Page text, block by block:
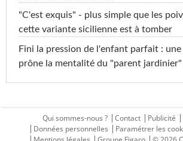
"C'est exquis" - plus simple que les
cette variante sicilienne est à tomber
Fini la pression de l'enfant parfait :
prône la mentalité du "parent jardinier"
Qui sommes-nous ? Contact Publicité
Données personnelles
Paramétrer les